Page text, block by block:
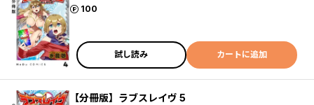
100
ポイント
試し読み カートに追加
【分冊版】ラブスレイヴ 5